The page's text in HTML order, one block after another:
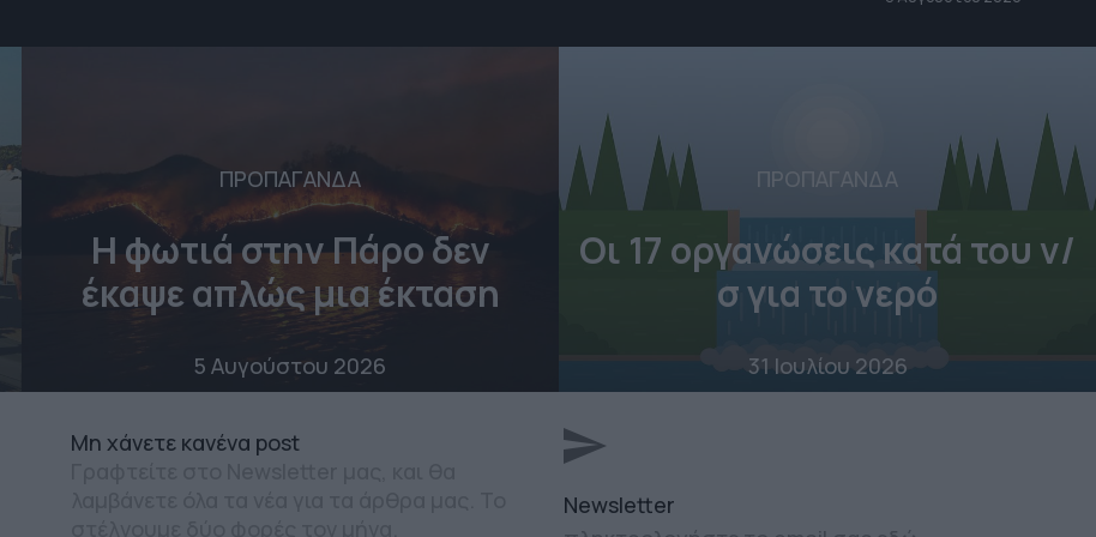
ΠΡΟΠΑΓΑΝΔΑ
Η φωτιά στην Πάρο δεν
έκαψε απλώς μια έκταση
5 Αυγούστου 2026
ΠΡΟΠΑΓΑΝΔΑ
Οι 17 οργανώσεις κατά του ν/
σ για το νερό
31 Ιουλίου 2026
Mη χάνετε κανένα post
Newsletter